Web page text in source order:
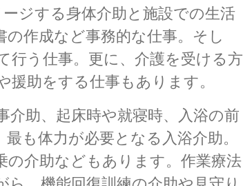
ジする身体介助と施設での生活
作成など事務的な仕事。そし
う仕事。更に、介護を受ける方
助をする仕事もあります。
助、起床時や就寝時、入浴の前
も体力が必要となる入浴介助。
の介助などもあります。作業療法